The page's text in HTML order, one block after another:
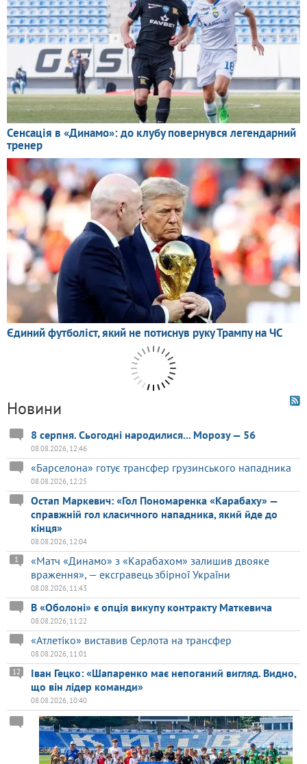
Новини
8 серпня. Сьогодні народилися... Морозу — 56
08.08.2026, 12:46
«Барселона» готує трансфер грузинського нападника
08.08.2026, 12:25
Остап Маркевич: «Гол Пономаренка «Карабаху» —
справжній гол класичного нападника, який йде до
кінця»
08.08.2026, 12:04
«Матч «Динамо» з «Карабахом» залишив двояке
враження», — ексгравець збірної України
1
08.08.2026, 11:43
В «Оболоні» є опція викупу контракту Маткевича
08.08.2026, 11:22
«Атлетіко» виставив Серлота на трансфер
08.08.2026, 11:01
Іван Гецко: «Шапаренко має непоганий вигляд. Видно,
що він лідер команди»
12
08.08.2026, 10:40